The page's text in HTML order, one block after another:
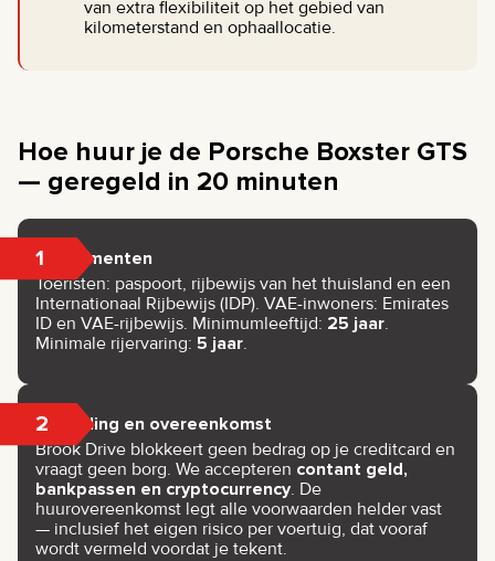
van extra flexibiliteit op het gebied van
kilometerstand en ophaallocatie.
Hoe huur je de Porsche Boxster GTS
— geregeld in 20 minuten
1 Documenten
Toeristen: paspoort, rijbewijs van het thuisland en een
Internationaal Rijbewijs (IDP). VAE-inwoners: Emirates
ID en VAE-rijbewijs. Minimumleeftijd: 25 jaar.
Minimale rijervaring: 5 jaar.
2 Betaling en overeenkomst
Brook Drive blokkeert geen bedrag op je creditcard en
vraagt geen borg. We accepteren contant geld,
bankpassen en cryptocurrency. De
huurovereenkomst legt alle voorwaarden helder vast
— inclusief het eigen risico per voertuig, dat vooraf
wordt vermeld voordat je tekent.